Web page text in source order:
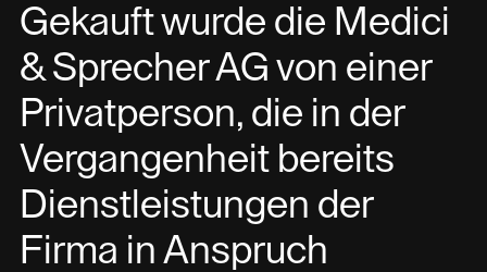
Gekauft wurde die Medici
& Sprecher AG von einer
Privatperson, die in der
Vergangenheit bereits
Dienstleistungen der
Firma in Anspruch